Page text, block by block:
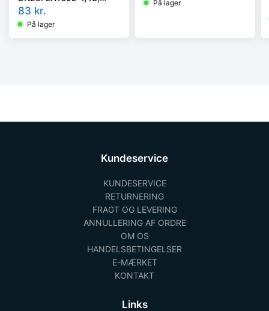
P250GH PN16/40.
DIN2566.
83 kr.
På lager
På lager
Kundeservice
KUNDESERVICE
RETURNERING
FRAGT OG LEVERING
ANNULLERING AF ORDRE
OM OS
HANDELSBETINGELSER
E-MÆRKET
KONTAKT
Links